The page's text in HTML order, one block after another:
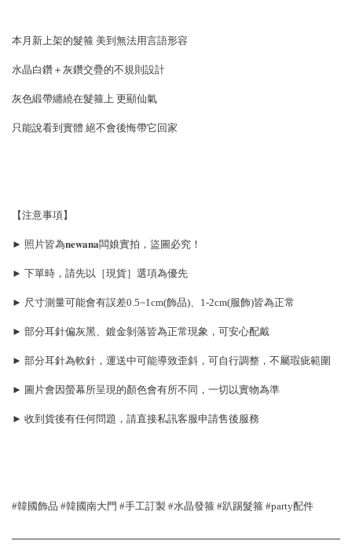
本月新上架的髮箍 美到無法用言語形容
水晶白鑽＋灰鑽交疊的不規則設計
灰色緞帶纏繞在髮箍上 更顯仙氣
只能說看到實體 絕不會後悔帶它回家
【注意事項】
► 照片皆為𝐧𝐞𝐰𝐚𝐧𝐚闆娘實拍，盜圖必究！
► 下單時，請先以［現貨］選項為優先
► 尺寸測量可能會有誤差0.5~1cm(飾品)、1-2cm(服飾)皆為正常
► 部分耳針偏灰黑、鍍金剝落皆為正常現象，可安心配戴
► 部分耳針為軟針，運送中可能導致歪斜，可自行調整，不屬瑕疵範圍
► 圖片會因螢幕所呈現的顏色會有所不同，一切以實物為準
► 收到貨後有任何問題，請直接私訊客服申請售後服務
#韓國飾品 #韓國南大門 #手工訂製 #水晶發箍 #趴踢髮箍 #party配件